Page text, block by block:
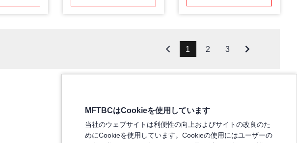
1 2 3
MFTBCはCookieを使用しています
当社のウェブサイトは利便性の向上およびサイトの改良のた
めにCookieを使用しています。Cookieの使用にはユーザーの